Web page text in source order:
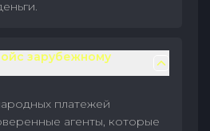
зарубежному
платежей
агенты, которые